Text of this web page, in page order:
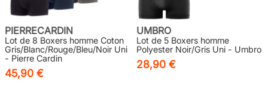
PIERRECARDIN
Lot de 8 Boxers homme Coton
Gris/Blanc/Rouge/Bleu/Noir Uni
- Pierre Cardin
45,90 €
UMBRO
Lot de 5 Boxers homme
Polyester Noir/Gris Uni - Umbro
28,90 €